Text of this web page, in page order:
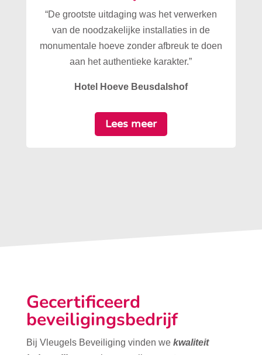
“De grootste uitdaging was het verwerken
van de noodzakelijke installaties in de
monumentale hoeve zonder afbreuk te doen
aan het authentieke karakter.”
Hotel Hoeve Beusdalshof
Lees meer
Gecertificeerd
beveiligingsbedrijf
Bij Vleugels Beveiliging vinden we kwaliteit